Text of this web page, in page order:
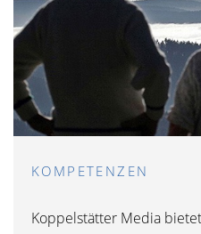
KOMPETENZEN
Koppelstätter Media